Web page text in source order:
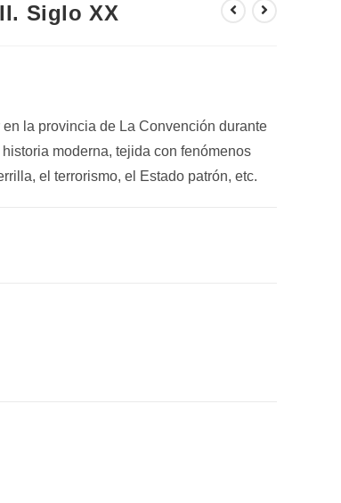
Siglo XX
la provincia de La Convención durante
moderna, tejida con fenómenos
el terrorismo, el Estado patrón, etc.